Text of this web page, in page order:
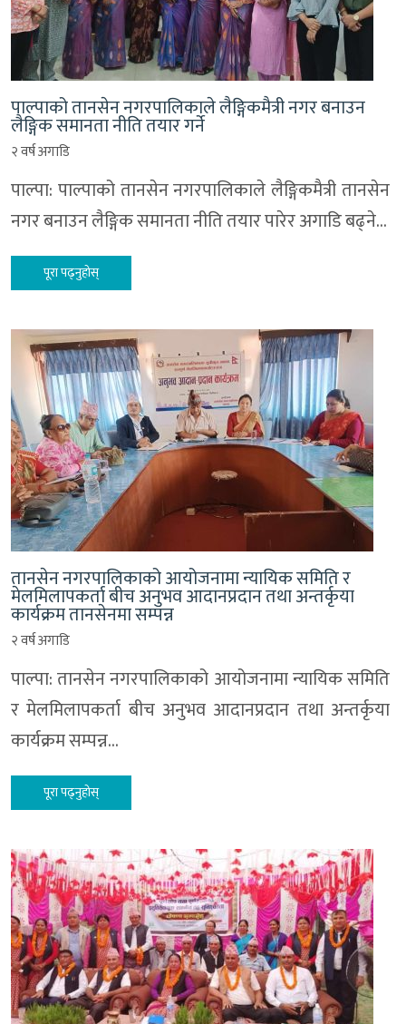
पाल्पाको तानसेन नगरपालिकाले लैङ्गिकमैत्री नगर बनाउन
लैङ्गिक समानता नीति तयार गर्ने
२ वर्ष अगाडि
पाल्पा: पाल्पाको तानसेन नगरपालिकाले लैङ्गिकमैत्री तानसेन
नगर बनाउन लैङ्गिक समानता नीति तयार पारेर अगाडि बढ्ने…
पूरा पढ्नुहोस्
तानसेन नगरपालिकाको आयोजनामा न्यायिक समिति र
मेलमिलापकर्ता बीच अनुभव आदानप्रदान तथा अन्तर्कृया
कार्यक्रम तानसेनमा सम्पन्न
२ वर्ष अगाडि
पाल्पा: तानसेन नगरपालिकाको आयोजनामा न्यायिक समिति
र मेलमिलापकर्ता बीच अनुभव आदानप्रदान तथा अन्तर्कृया
कार्यक्रम सम्पन्न…
पूरा पढ्नुहोस्